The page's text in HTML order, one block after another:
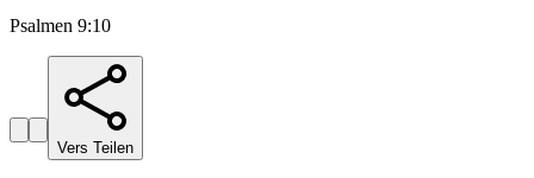
Psalmen 9:10
Vers Teilen